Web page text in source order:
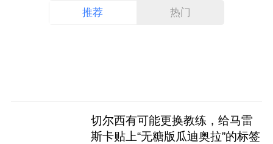
推荐 热门
切尔西有可能更换教练，给马雷
斯卡贴上“无糖版瓜迪奥拉”的标签